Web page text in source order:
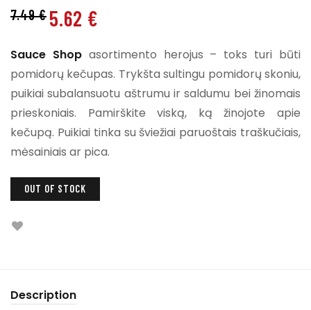
7.49€ 5.62 €
Sauce Shopasortimento herojus – toks turi būti
pomidorų kečupas. Trykšta sultingu pomidorų skoniu,
puikiai subalansuotu aštrumu ir saldumu bei žinomais
prieskoniais. Pamirškite viską, ką žinojote apie
kečupą. Puikiai tinka su šviežiai paruoštais traškučiais,
mėsainiais ar pica.
OUT OF STOCK
Description